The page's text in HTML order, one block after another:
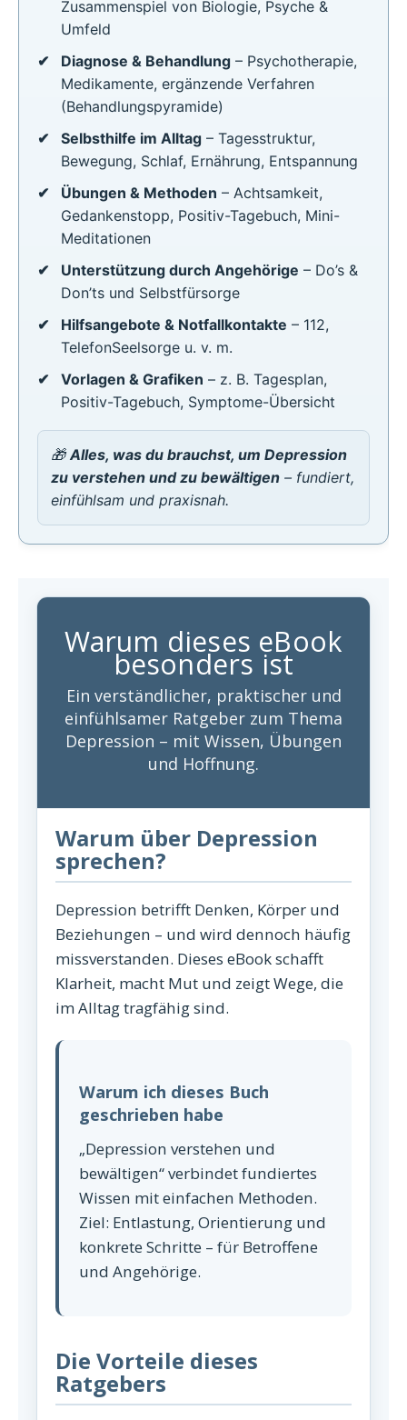
Zusammenspiel von Biologie, Psyche &
Umfeld
Diagnose & Behandlung – Psychotherapie,
Medikamente, ergänzende Verfahren
(Behandlungspyramide)
Selbsthilfe im Alltag – Tagesstruktur,
Bewegung, Schlaf, Ernährung, Entspannung
Übungen & Methoden – Achtsamkeit,
Gedankenstopp, Positiv-Tagebuch, Mini-
Meditationen
Unterstützung durch Angehörige – Do’s &
Don’ts und Selbstfürsorge
Hilfsangebote & Notfallkontakte – 112,
TelefonSeelsorge u. v. m.
Vorlagen & Grafiken – z. B. Tagesplan,
Positiv-Tagebuch, Symptome-Übersicht
🎁Alles, was du brauchst, um Depression
zu verstehen und zu bewältigen – fundiert,
einfühlsam und praxisnah.
Warum dieses eBook
besonders ist
Ein verständlicher, praktischer und
einfühlsamer Ratgeber zum Thema
Depression – mit Wissen, Übungen
und Hoffnung.
Warum über Depression
sprechen?
Depression betrifft Denken, Körper und
Beziehungen – und wird dennoch häufig
missverstanden. Dieses eBook schafft
Klarheit, macht Mut und zeigt Wege, die
im Alltag tragfähig sind.
Warum ich dieses Buch
geschrieben habe
„Depression verstehen und
bewältigen“ verbindet fundiertes
Wissen mit einfachen Methoden.
Ziel: Entlastung, Orientierung und
konkrete Schritte – für Betroffene
und Angehörige.
Die Vorteile dieses
Ratgebers